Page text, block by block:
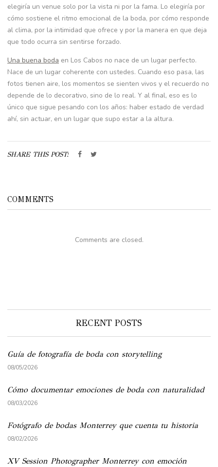
elegiría un venue solo por la vista ni por la fama. Lo elegiría por
cómo sostiene el ritmo emocional de la boda, por cómo responde
al clima, por la intimidad que ofrece y por la manera en que deja
que todo ocurra sin sentirse forzado.
Una buena boda en Los Cabos no nace de un lugar perfecto.
Nace de un lugar coherente con ustedes. Cuando eso pasa, las
fotos tienen aire, los momentos se sienten vivos y el recuerdo no
depende de lo decorativo, sino de lo real. Y al final, eso es lo
único que sigue pesando con los años: haber estado de verdad
ahí, sin actuar, en un lugar que supo estar a la altura.
SHARE THIS POST:
COMMENTS
Comments are closed.
RECENT POSTS
Guía de fotografía de boda con storytelling
08/05/2026
Cómo documentar emociones de boda con naturalidad
08/03/2026
Fotógrafo de bodas Monterrey que cuenta tu historia
08/02/2026
XV Session Photographer Monterrey con emoción